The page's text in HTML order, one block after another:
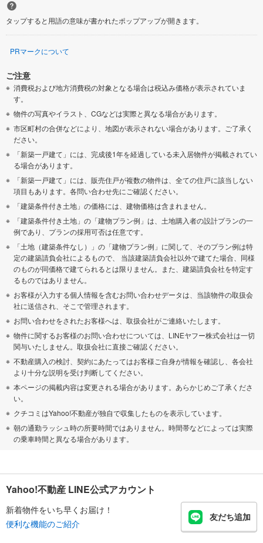
タップすると用語の意味が書かれたポップアップが開きます。
PRマークについて
ご注意
消費税および地方消費税の対象となる場合は税込み価格が表示されていま
す。
物件の写真やイラスト、CGなどは実際と異なる場合があります。
市区町村の合併などにより、地図が表示されない場合があります。ご了承く
ださい。
「新築一戸建て」には、完成後1年を経過している未入居物件が掲載されてい
る場合があります。
「新築一戸建て」には、販売住戸が複数の物件は、全ての住戸に該当しない
項目もあります。各問い合わせ先にご確認ください。
「建築条件付き土地」の価格には、建物価格は含まれません。
「建築条件付き土地」の「建物プラン例」は、土地購入者の設計プランの一
例であり、プランの採用可否は任意です。
「土地（建築条件なし）」の「建物プラン例」に関して、そのプラン例は特
定の建築請負会社によるもので、 当該建築請負会社以外で建てた場合、同様
のものが同価格で建てられるとは限りません。また、建築請負会社を特定す
るものではありません。
お客様が入力する個人情報を含むお問い合わせデータは、当該物件の取扱会
社に送信され、そこで管理されます。
お問い合わせをされたお客様へは、取扱会社がご連絡いたします。
物件に関するお客様のお問い合わせについては、LINEヤフー株式会社は一切
関与いたしません。取扱会社に直接ご確認ください。
不動産購入の検討、契約にあたってはお客様ご自身が情報を確認し、各会社
より十分な説明を受け判断してください。
本ページの掲載内容は変更される場合があります。あらかじめご了承くださ
い。
クチコミはYahoo!不動産が独自で収集したものを表示しています。
朝の通勤ラッシュ時の所要時間ではありません。時間帯などによっては実際
の乗車時間と異なる場合があります。
Yahoo!不動産 LINE公式アカウント
新着物件をいち早くお届け！
便利な機能のご紹介
友だち追加